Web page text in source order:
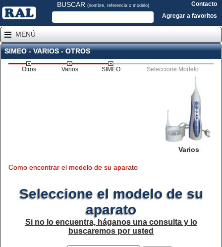
BUSCAR (nombre, referencia o modelo)
Contacto
Agregar a favoritos
MENÚ
SIMEO - VARIOS - OTROS
Otros Varios SIMEO Seleccione Modelo
Varios
Como encontrar el modelo de su aparato
Seleccione el modelo de su
aparato
Si no lo encuentra, háganos una consulta y lo
buscaremos por usted